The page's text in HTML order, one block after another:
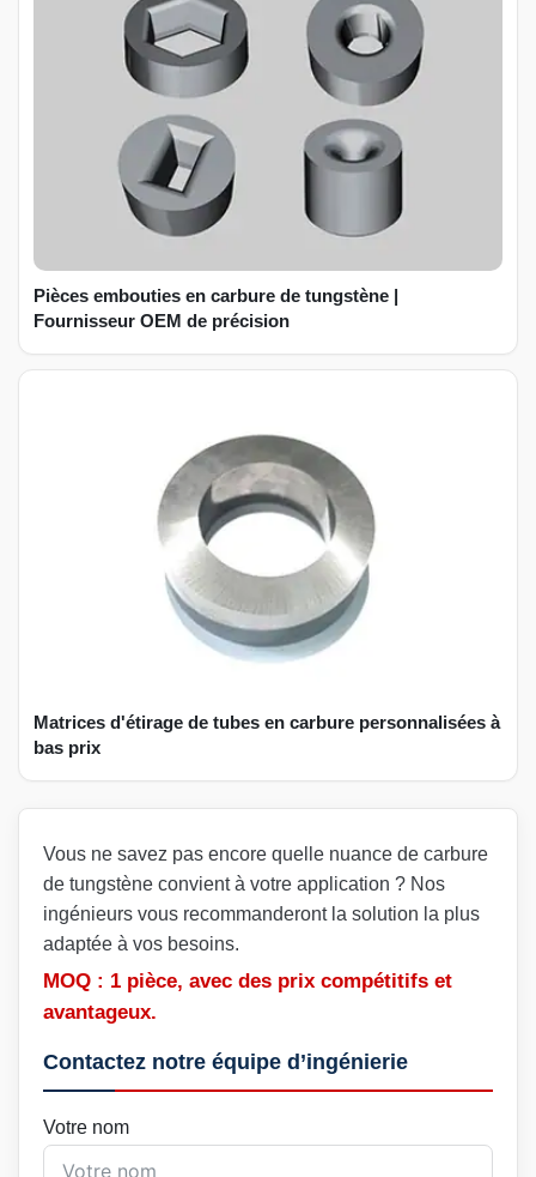
Pièces embouties en carbure de tungstène |
Fournisseur OEM de précision
Matrices d'étirage de tubes en carbure personnalisées à
bas prix
Vous ne savez pas encore quelle nuance de carbure
de tungstène convient à votre application ? Nos
ingénieurs vous recommanderont la solution la plus
adaptée à vos besoins.
MOQ : 1 pièce, avec des prix compétitifs et
avantageux.
Contactez notre équipe d’ingénierie
Votre nom